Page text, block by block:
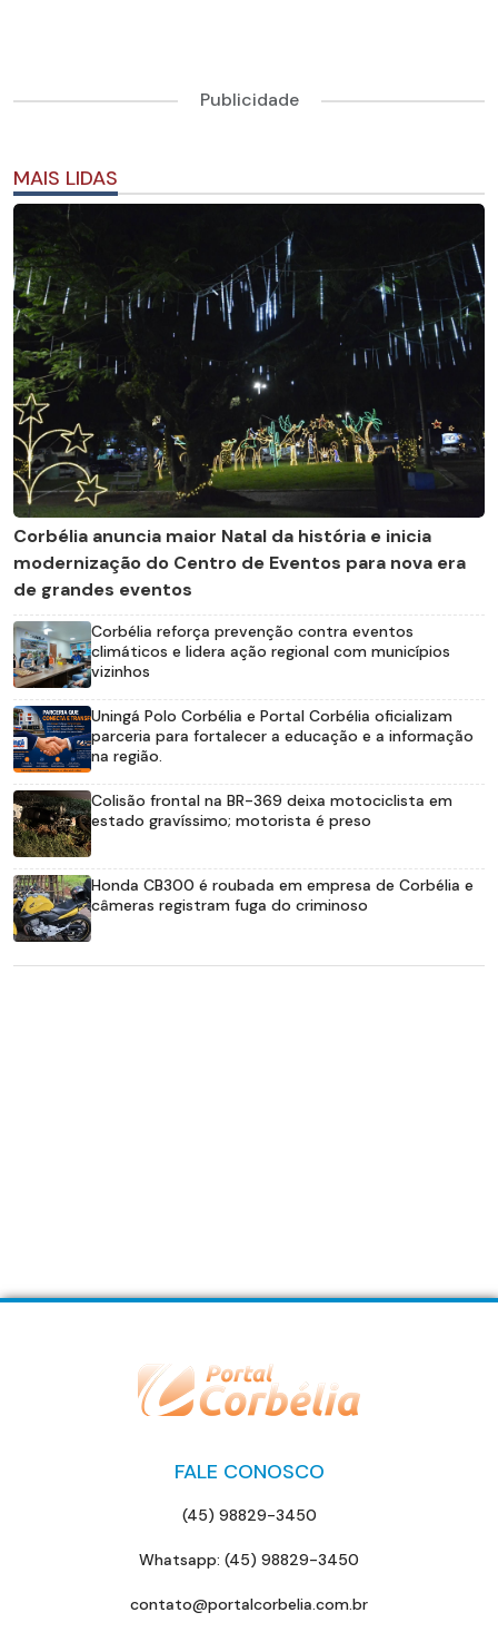
Publicidade
MAIS LIDAS
Corbélia anuncia maior Natal da história e inicia
modernização do Centro de Eventos para nova era
de grandes eventos
Corbélia reforça prevenção contra eventos
climáticos e lidera ação regional com municípios
vizinhos
Uningá Polo Corbélia e Portal Corbélia oficializam
parceria para fortalecer a educação e a informação
na região.
Colisão frontal na BR-369 deixa motociclista em
estado gravíssimo; motorista é preso
Honda CB300 é roubada em empresa de Corbélia e
câmeras registram fuga do criminoso
FALE CONOSCO
(45) 98829-3450
Whatsapp: (45) 98829-3450
contato@portalcorbelia.com.br